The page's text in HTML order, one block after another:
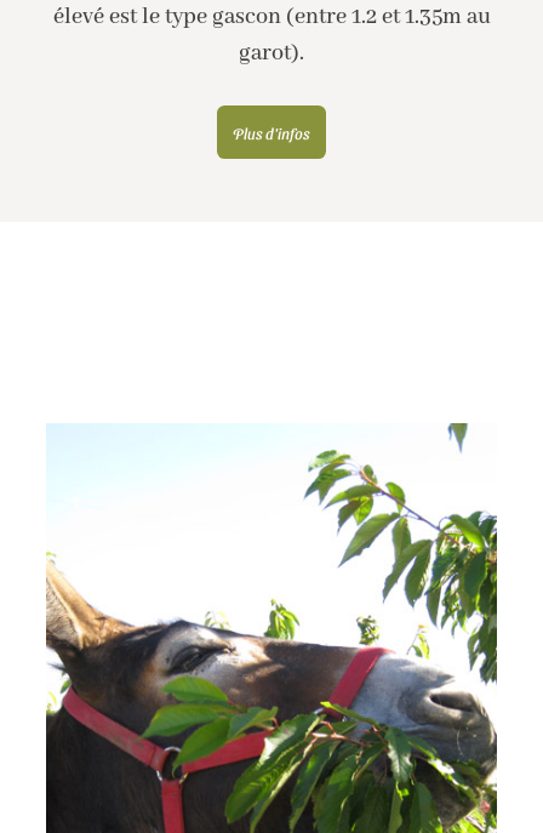
élevé est le type gascon (entre 1.2 et 1.35m au
garot).
Plus d'infos